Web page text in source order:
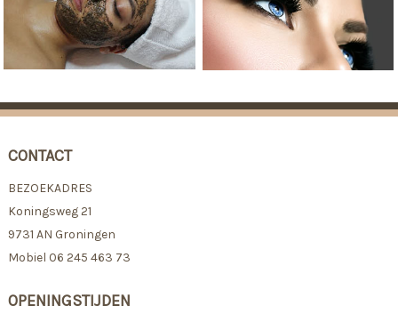
CONTACT
BEZOEKADRES
Koningsweg 21
9731 AN Groningen
Mobiel 06 245 463 73
OPENINGSTIJDEN